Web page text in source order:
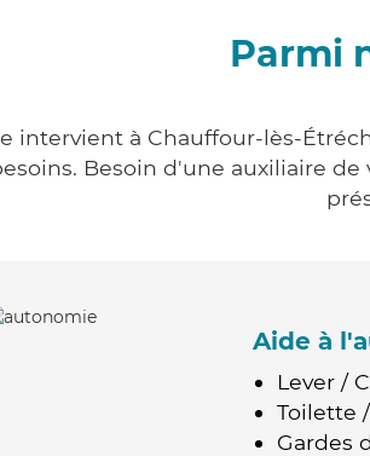
Parmi
intervient à Chauffour-lès-
Besoin d'une auxiliaire
Aide à
Lever /
Toilette
Gardes